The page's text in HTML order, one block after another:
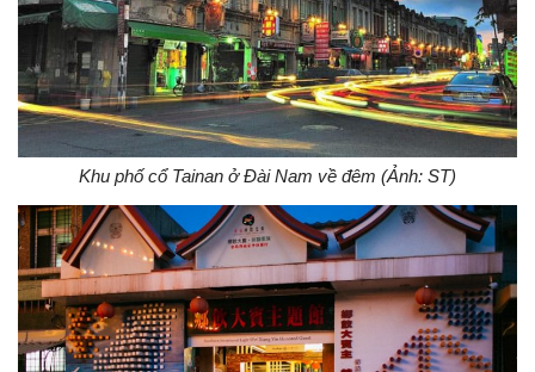
Khu phố cổ Tainan ở Đài Nam về đêm (Ảnh: ST)